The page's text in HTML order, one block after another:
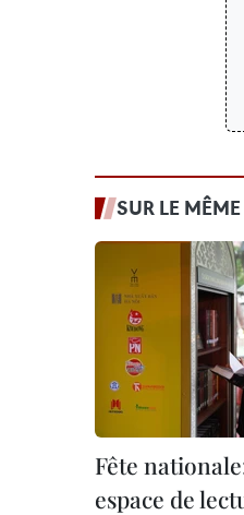
SUR LE
Fête
espace de